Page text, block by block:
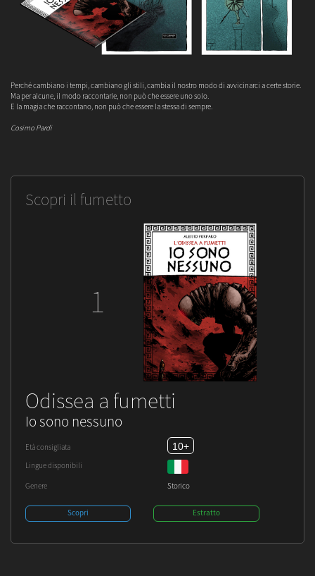
Perché cambiano i tempi, cambiano gli stili, cambia il nostro modo di avvicinarci a certe storie.
Ma per alcune, il modo raccontarle, non può che essere uno solo.
E la magia che raccontano, non può che essere la stessa di sempre.
Cosimo Pardi
Scopri il fumetto
1
Odissea a fumetti
Io sono nessuno
Età consigliata 10+
Lingue disponibili
Genere Storico
Scopri Estratto